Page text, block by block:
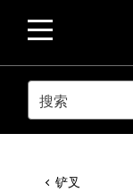
SEARCH
铲叉